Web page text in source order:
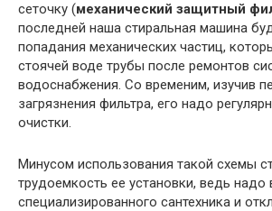
сеточку (механический защитный
последней наша стиральная машина
попадания механических частиц,
стоячей воде трубы после ремонтов
водоснабжения. Со временим, изучив
загрязнения фильтра, его надо
очистки.
Минусом использования такой схемы
трудоемкость ее установки, ведь надо
специализированного сантехника и